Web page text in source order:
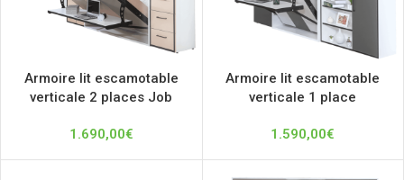
Armoire lit escamotable
verticale 2 places Job
1.690,00€
Armoire lit escamotable
verticale 1 place
1.590,00€